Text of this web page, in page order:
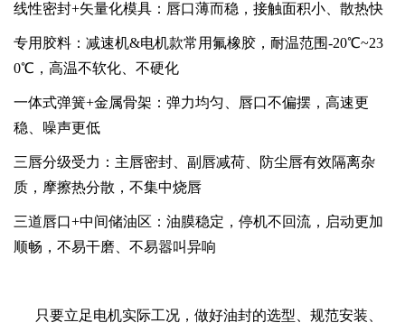
线性密封+矢量化模具：唇口薄而稳，接触面积小、散热快
专用胶料：减速机&电机款常用氟橡胶，耐温范围-20℃~23
0℃，高温不软化、不硬化
一体式弹簧+金属骨架：弹力均匀、唇口不偏摆，高速更
稳、噪声更低
三唇分级受力：主唇密封、副唇减荷、防尘唇有效隔离杂
质，摩擦热分散，不集中烧唇
三道唇口+中间储油区：油膜稳定，停机不回流，启动更加
顺畅，不易干磨、不易嚣叫异响
只要立足电机实际工况，做好油封的选型、规范安装、